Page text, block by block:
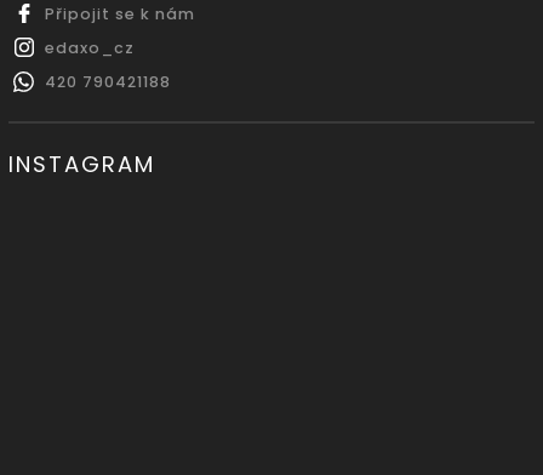
Připojit se k nám
edaxo_cz
420 790421188
INSTAGRAM